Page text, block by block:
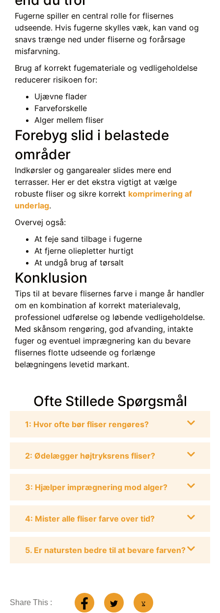
Fugerne spiller en central rolle for flisernes
udseende. Hvis fugerne skylles væk, kan vand og
snavs trænge ned under fliserne og forårsage
misfarvning.
Brug af korrekt fugemateriale og vedligeholdelse
reducerer risikoen for:
Ujævne flader
Farveforskelle
Alger mellem fliser
Forebyg slid i belastede
områder
Indkørsler og gangarealer slides mere end
terrasser. Her er det ekstra vigtigt at vælge
robuste fliser og sikre korrekt komprimering af
underlag.
Overvej også:
At feje sand tilbage i fugerne
At fjerne oliepletter hurtigt
At undgå brug af tørsalt
Konklusion
Tips til at bevare flisernes farve i mange år handler
om en kombination af korrekt materialevalg,
professionel udførelse og løbende vedligeholdelse.
Med skånsom rengøring, god afvanding, intakte
fuger og eventuel imprægnering kan du bevare
flisernes flotte udseende og forlænge
belægningens levetid markant.
Ofte Stillede Spørgsmål
1: Hvor ofte bør fliser rengøres?
2: Ødelægger højtryksrens fliser?
3: Hjælper imprægnering mod alger?
4: Mister alle fliser farve over tid?
5. Er natursten bedre til at bevare farven?
Share This :